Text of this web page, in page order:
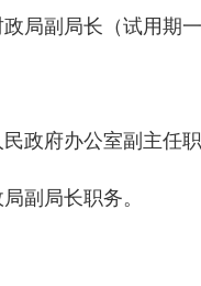
局副局长（试用期
政府办公室副主任
副局长职务。